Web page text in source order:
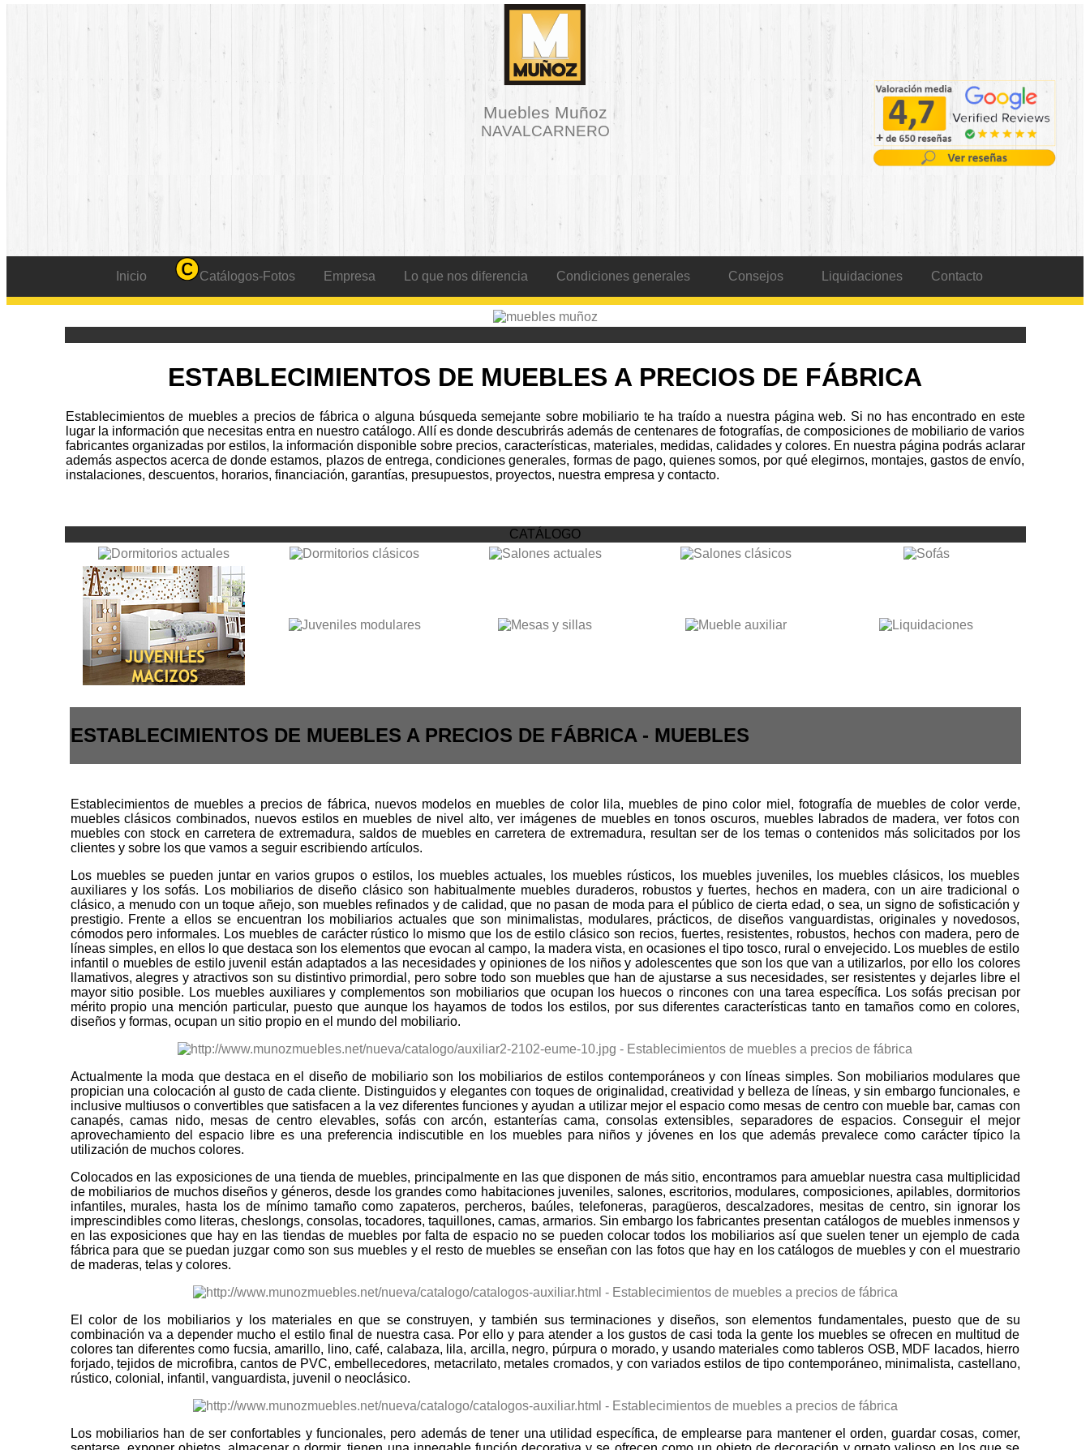
Muebles Muñoz
NAVALCARNERO
Inicio Catálogos-Fotos Empresa Lo que nos diferencia Condiciones generales Consejos Liquidaciones Contacto
ESTABLECIMIENTOS DE MUEBLES A PRECIOS DE FÁBRICA
Establecimientos de muebles a precios de fábrica o alguna búsqueda semejante sobre mobiliario te ha traído a nuestra página web. Si no has encontrado en este
lugar la información que necesitas entra en nuestro catálogo. Allí es donde descubrirás además de centenares de fotografías, de composiciones de mobiliario de varios
fabricantes organizadas por estilos, la información disponible sobre precios, características, materiales, medidas, calidades y colores. En nuestra página podrás aclarar
además aspectos acerca de donde estamos, plazos de entrega, condiciones generales, formas de pago, quienes somos, por qué elegirnos, montajes, gastos de envío,
instalaciones, descuentos, horarios, financiación, garantías, presupuestos, proyectos, nuestra empresa y contacto.
CATÁLOGO
ESTABLECIMIENTOS DE MUEBLES A PRECIOS DE FÁBRICA - MUEBLES
Establecimientos de muebles a precios de fábrica, nuevos modelos en muebles de color lila, muebles de pino color miel, fotografía de muebles de color verde,
muebles clásicos combinados, nuevos estilos en muebles de nivel alto, ver imágenes de muebles en tonos oscuros, muebles labrados de madera, ver fotos con
muebles con stock en carretera de extremadura, saldos de muebles en carretera de extremadura, resultan ser de los temas o contenidos más solicitados por los
clientes y sobre los que vamos a seguir escribiendo artículos.
Los muebles se pueden juntar en varios grupos o estilos, los muebles actuales, los muebles rústicos, los muebles juveniles, los muebles clásicos, los muebles
auxiliares y los sofás. Los mobiliarios de diseño clásico son habitualmente muebles duraderos, robustos y fuertes, hechos en madera, con un aire tradicional o
clásico, a menudo con un toque añejo, son muebles refinados y de calidad, que no pasan de moda para el público de cierta edad, o sea, un signo de sofisticación y
prestigio. Frente a ellos se encuentran los mobiliarios actuales que son minimalistas, modulares, prácticos, de diseños vanguardistas, originales y novedosos,
cómodos pero informales. Los muebles de carácter rústico lo mismo que los de estilo clásico son recios, fuertes, resistentes, robustos, hechos con madera, pero de
líneas simples, en ellos lo que destaca son los elementos que evocan al campo, la madera vista, en ocasiones el tipo tosco, rural o envejecido. Los muebles de estilo
infantil o muebles de estilo juvenil están adaptados a las necesidades y opiniones de los niños y adolescentes que son los que van a utilizarlos, por ello los colores
llamativos, alegres y atractivos son su distintivo primordial, pero sobre todo son muebles que han de ajustarse a sus necesidades, ser resistentes y dejarles libre el
mayor sitio posible. Los muebles auxiliares y complementos son mobiliarios que ocupan los huecos o rincones con una tarea específica. Los sofás precisan por
mérito propio una mención particular, puesto que aunque los hayamos de todos los estilos, por sus diferentes características tanto en tamaños como en colores,
diseños y formas, ocupan un sitio propio en el mundo del mobiliario.
Actualmente la moda que destaca en el diseño de mobiliario son los mobiliarios de estilos contemporáneos y con líneas simples. Son mobiliarios modulares que
propician una colocación al gusto de cada cliente. Distinguidos y elegantes con toques de originalidad, creatividad y belleza de líneas, y sin embargo funcionales, e
inclusive multiusos o convertibles que satisfacen a la vez diferentes funciones y ayudan a utilizar mejor el espacio como mesas de centro con mueble bar, camas con
canapés, camas nido, mesas de centro elevables, sofás con arcón, estanterías cama, consolas extensibles, separadores de espacios. Conseguir el mejor
aprovechamiento del espacio libre es una preferencia indiscutible en los muebles para niños y jóvenes en los que además prevalece como carácter típico la
utilización de muchos colores.
Colocados en las exposiciones de una tienda de muebles, principalmente en las que disponen de más sitio, encontramos para amueblar nuestra casa multiplicidad
de mobiliarios de muchos diseños y géneros, desde los grandes como habitaciones juveniles, salones, escritorios, modulares, composiciones, apilables, dormitorios
infantiles, murales, hasta los de mínimo tamaño como zapateros, percheros, baúles, telefoneras, paragüeros, descalzadores, mesitas de centro, sin ignorar los
imprescindibles como literas, cheslongs, consolas, tocadores, taquillones, camas, armarios. Sin embargo los fabricantes presentan catálogos de muebles inmensos y
en las exposiciones que hay en las tiendas de muebles por falta de espacio no se pueden colocar todos los mobiliarios así que suelen tener un ejemplo de cada
fábrica para que se puedan juzgar como son sus muebles y el resto de muebles se enseñan con las fotos que hay en los catálogos de muebles y con el muestrario
de maderas, telas y colores.
El color de los mobiliarios y los materiales en que se construyen, y también sus terminaciones y diseños, son elementos fundamentales, puesto que de su
combinación va a depender mucho el estilo final de nuestra casa. Por ello y para atender a los gustos de casi toda la gente los muebles se ofrecen en multitud de
colores tan diferentes como fucsia, amarillo, lino, café, calabaza, lila, arcilla, negro, púrpura o morado, y usando materiales como tableros OSB, MDF lacados, hierro
forjado, tejidos de microfibra, cantos de PVC, embellecedores, metacrilato, metales cromados, y con variados estilos de tipo contemporáneo, minimalista, castellano,
rústico, colonial, infantil, vanguardista, juvenil o neoclásico.
Los mobiliarios han de ser confortables y funcionales, pero además de tener una utilidad específica, de emplearse para mantener el orden, guardar cosas, comer,